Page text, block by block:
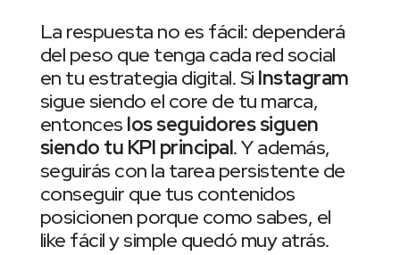
La respuesta no es fácil: dependerá
del peso que tenga cada red social
en tu estrategia digital. Si Instagram
sigue siendo el core de tu marca,
entonces los seguidores siguen
siendo tu KPI principal. Y además,
seguirás con la tarea persistente de
conseguir que tus contenidos
posicionen porque como sabes, el
like fácil y simple quedó muy atrás.